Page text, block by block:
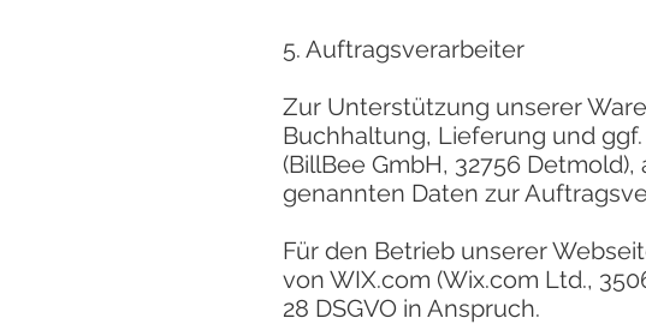
5. Auftragsverarbeiter
Zur Unterstützung unserer
Buchhaltung, Lieferung und
(BillBee GmbH, 32756
genannten Daten zur
Für den Betrieb unserer
von WIX.com (Wix.com Ltd.,
28 DSGVO in Anspruch.